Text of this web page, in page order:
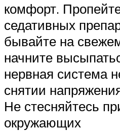
комфорт.
седативных
бывайте на
начните
нервная система
снятии
Не стесняйтесь
окружающих